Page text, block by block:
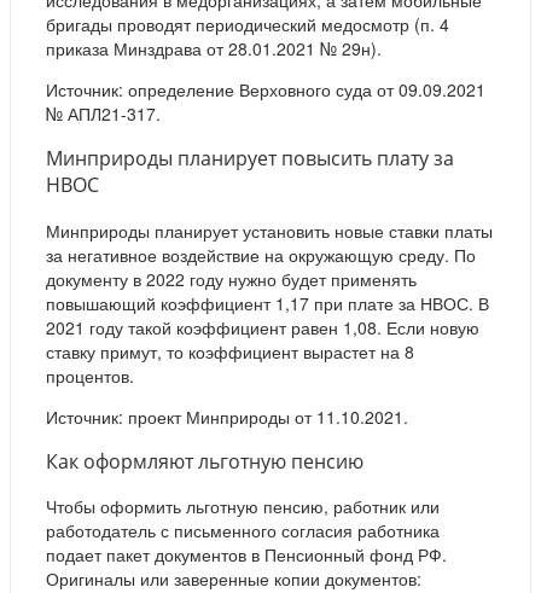
бригады проводят периодический медосмотр (п. 4
приказа Минздрава от 28.01.2021 № 29н).
Источник: определение Верховного суда от 09.09.2021
№ АПЛ21-317.
Минприроды планирует повысить плату за
НВОС
Минприроды планирует установить новые ставки платы
за негативное воздействие на окружающую среду. По
документу в 2022 году нужно будет применять
повышающий коэффициент 1,17 при плате за НВОС. В
2021 году такой коэффициент равен 1,08. Если новую
ставку примут, то коэффициент вырастет на 8
процентов.
Источник: проект Минприроды от 11.10.2021.
Как оформляют льготную пенсию
Чтобы оформить льготную пенсию, работник или
работодатель с письменного согласия работника
подает пакет документов в Пенсионный фонд РФ.
Оригиналы или заверенные копии документов: